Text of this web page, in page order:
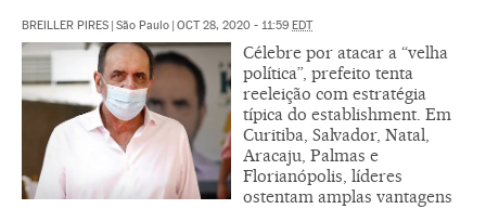
BREILLER PIRES São Paulo OCT 28, 2020 - 11:59 EDT
Célebre por atacar a “velha
política”, prefeito tenta
reeleição com estratégia
típica do establishment. Em
Curitiba, Salvador, Natal,
Aracaju, Palmas e
Florianópolis, líderes
ostentam amplas vantagens